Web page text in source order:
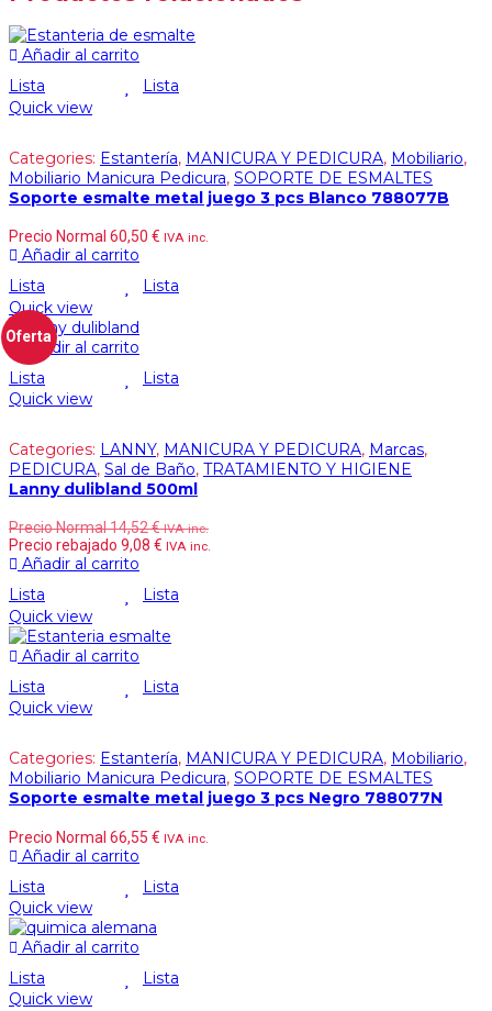
Añadir al carrito
Lista
Lista
Quick view
Categories: Estantería, MANICURA Y PEDICURA, Mobiliario,
Mobiliario Manicura Pedicura, SOPORTE DE ESMALTES
Soporte esmalte metal juego 3 pcs Blanco 788077B
Precio Normal 60,50 € IVA inc.
Añadir al carrito
Lista
Lista
Quick view
Oferta
Añadir al carrito
Lista
Lista
Quick view
Categories: LANNY, MANICURA Y PEDICURA, Marcas,
PEDICURA, Sal de Baño, TRATAMIENTO Y HIGIENE
Lanny dulibland 500ml
Precio Normal14,52€ IVA inc.
Precio rebajado 9,08 € IVA inc.
Añadir al carrito
Lista
Lista
Quick view
Añadir al carrito
Lista
Lista
Quick view
Categories: Estantería, MANICURA Y PEDICURA, Mobiliario,
Mobiliario Manicura Pedicura, SOPORTE DE ESMALTES
Soporte esmalte metal juego 3 pcs Negro 788077N
Precio Normal 66,55 € IVA inc.
Añadir al carrito
Lista
Lista
Quick view
Añadir al carrito
Lista
Lista
Quick view